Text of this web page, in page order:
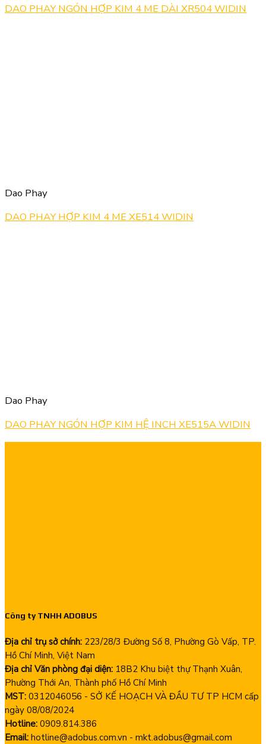
DAO PHAY NGÓN HỢP KIM 4 ME DÀI XR504 WIDIN
Dao Phay
DAO PHAY HỢP KIM 4 ME XE514 WIDIN
Dao Phay
DAO PHAY NGÓN HỢP KIM HỆ INCH XE515A WIDIN
Công ty TNHH ADOBUS
Địa chỉ trụ sở chính: 223/28/3 Đường Số 8, Phường Gò Vấp, TP.
Hồ Chí Minh, Việt Nam
Địa chỉ Văn phòng đại diện: 18B2 Khu biệt thự Thạnh Xuân,
Phường Thới An, Thành phố Hồ Chí Minh
MST: 0312046056 - SỞ KẾ HOẠCH VÀ ĐẦU TƯ TP HCM cấp
ngày 08/08/2024
Hotline: 0909.814.386
Email: hotline@adobus.com.vn - mkt.adobus@gmail.com